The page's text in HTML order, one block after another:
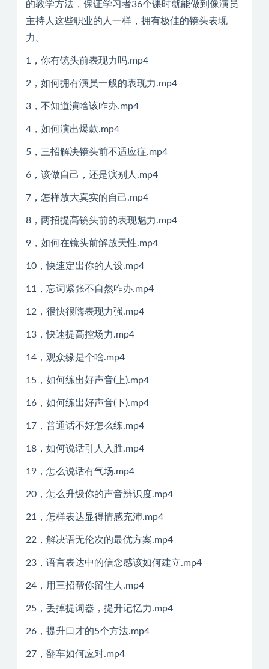
的教学方法，保证学习者36个课时就能做到像演员
主持人这些职业的人一样，拥有极佳的镜头表现
力。
1，你有镜头前表现力吗.mp4
2，如何拥有演员一般的表现力.mp4
3，不知道演啥该咋办.mp4
4，如何演出爆款.mp4
5，三招解决镜头前不适应症.mp4
6，该做自己，还是演别人.mp4
7，怎样放大真实的自己.mp4
8，两招提高镜头前的表现魅力.mp4
9，如何在镜头前解放天性.mp4
10，快速定出你的人设.mp4
11，忘词紧张不自然咋办.mp4
12，很快很嗨表现力强.mp4
13，快速提高控场力.mp4
14，观众缘是个啥.mp4
15，如何练出好声音(上).mp4
16，如何练出好声音(下).mp4
17，普通话不好怎么练.mp4
18，如何说话引人入胜.mp4
19，怎么说话有气场.mp4
20，怎么升级你的声音辨识度.mp4
21，怎样表达显得情感充沛.mp4
22，解决语无伦次的最优方案.mp4
23，语言表达中的信念感该如何建立.mp4
24，用三招帮你留住人.mp4
25，丢掉提词器，提升记忆力.mp4
26，提升口才的5个方法.mp4
27，翻车如何应对.mp4